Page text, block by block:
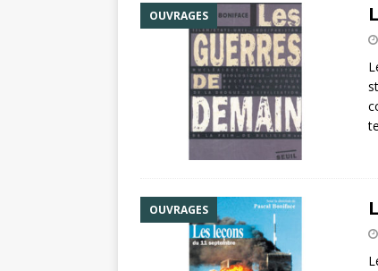
OUVRAGES
OUVRAGES